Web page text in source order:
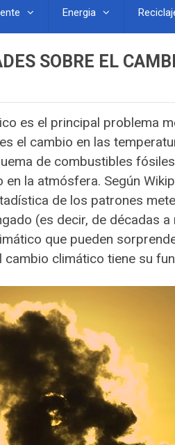
Energia
SOBRE EL
es el principal problema
el cambio en las
de combustibles
la atmósfera. Según
de los patrones
(es decir, de décadas
que pueden
climático tiene su